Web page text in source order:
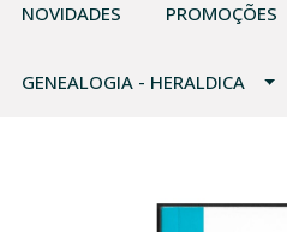
NOVIDADES PROMOÇÕES
GENEALOGIA - HERALDICA